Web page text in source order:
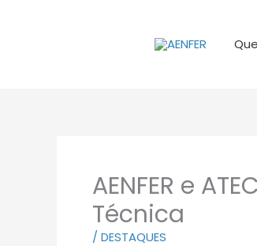
AENFER e
Técnica
/ DESTAQUES